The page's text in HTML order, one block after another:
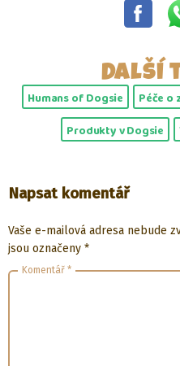
Další
Humans of Dogsie Péče o
Produkty v Dogsie
Napsat komentář
Vaše e-mailová adresa nebude
jsou označeny *
Komentář *